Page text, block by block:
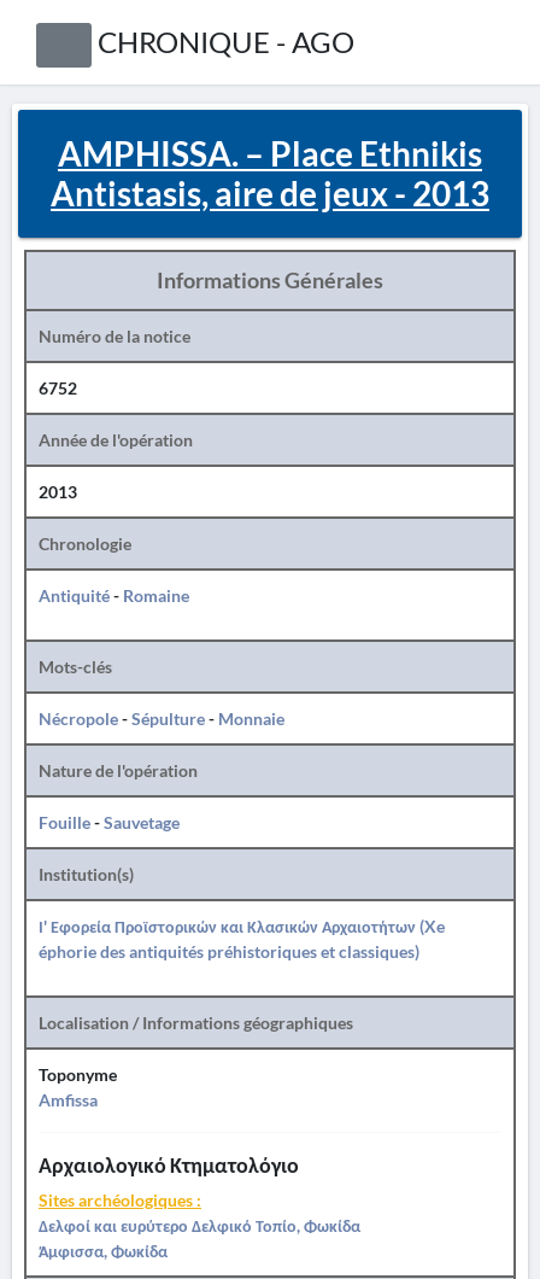
CHRONIQUE - AGO
AMPHISSA. – Place Ethnikis
Antistasis, aire de jeux - 2013
Informations Générales
Numéro de la notice
6752
Année de l'opération
2013
Chronologie
Antiquité- Romaine
Mots-clés
Nécropole-Sépulture- Monnaie
Nature de l'opération
Fouille-Sauvetage
Institution(s)
Ι' Εφορεία Προϊστορικών και Κλασικών Αρχαιοτήτων (Xe
éphorie des antiquités préhistoriques et classiques)
Localisation / Informations géographiques
Toponyme
Amfissa
Αρχαιολογικό Κτηματολόγιο
Sites archéologiques :
Δελφοί και ευρύτερο Δελφικό Τοπίο, Φωκίδα
Άμφισσα, Φωκίδα